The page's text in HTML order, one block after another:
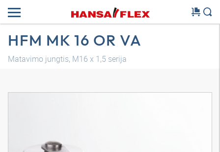
HFM MK 16 OR VA
Matavimo jungtis, M16 x 1,5 serija